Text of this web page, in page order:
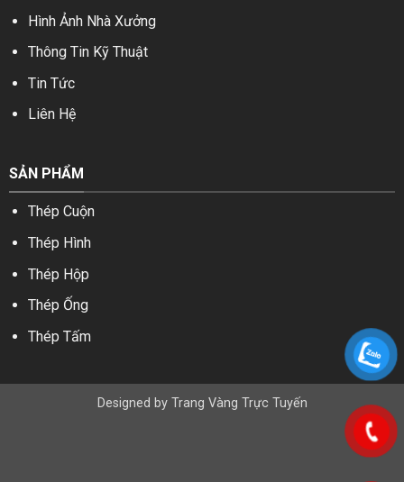
Hình Ảnh Nhà Xưởng
Thông Tin Kỹ Thuật
Tin Tức
Liên Hệ
SẢN PHẨM
Thép Cuộn
Thép Hình
Thép Hộp
Thép Ống
Thép Tấm
Designed by Trang Vàng Trực Tuyến